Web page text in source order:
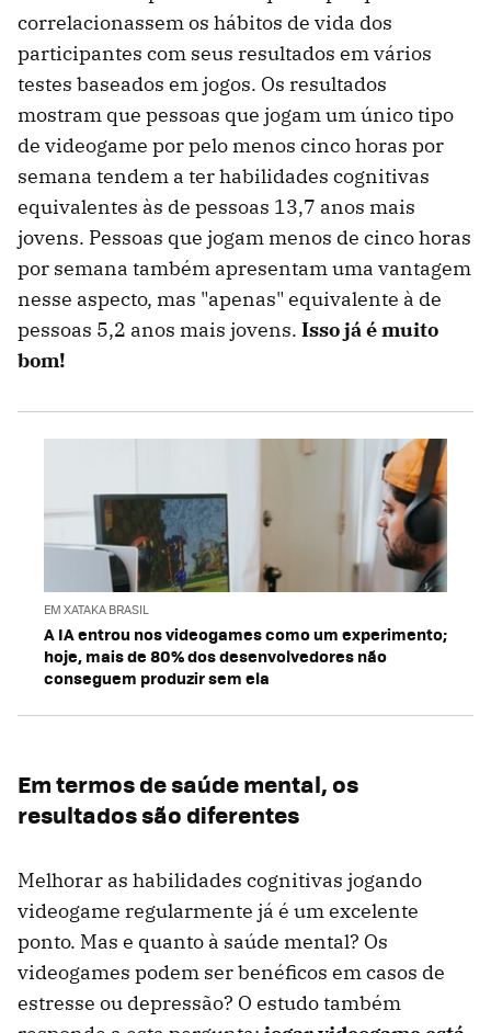
correlacionassem os hábitos de vida dos
participantes com seus resultados em vários
testes baseados em jogos. Os resultados
mostram que pessoas que jogam um único tipo
de videogame por pelo menos cinco horas por
semana tendem a ter habilidades cognitivas
equivalentes às de pessoas 13,7 anos mais
jovens. Pessoas que jogam menos de cinco horas
por semana também apresentam uma vantagem
nesse aspecto, mas "apenas" equivalente à de
pessoas 5,2 anos mais jovens. Isso já é muito
bom!
EM XATAKA BRASIL
A IA entrou nos videogames como um experimento;
hoje, mais de 80% dos desenvolvedores não
conseguem produzir sem ela
Em termos de saúde mental, os
resultados são diferentes
Melhorar as habilidades cognitivas jogando
videogame regularmente já é um excelente
ponto. Mas e quanto à saúde mental? Os
videogames podem ser benéficos em casos de
estresse ou depressão? O estudo também